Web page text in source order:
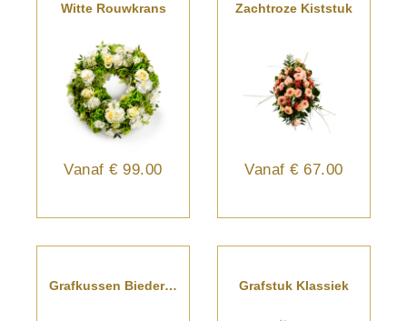
Witte Rouwkrans
Vanaf € 99.00
Zachtroze Kiststuk
Vanaf € 67.00
Grafkussen Biedermeier Grafstuk Klassiek